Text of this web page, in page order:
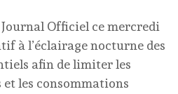
Officiel ce mercredi
à l’éclairage nocturne des
afin de limiter les
les consommations